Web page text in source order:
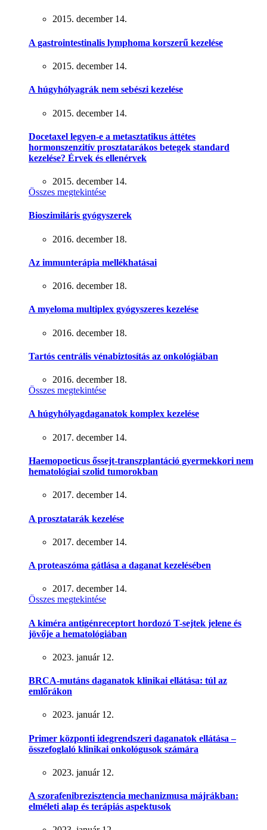
2015. december 14.
A gastrointestinalis lymphoma korszerű kezelése
2015. december 14.
A húgyhólyagrák nem sebészi kezelése
2015. december 14.
Docetaxel legyen-e a metasztatikus áttétes
hormonszenzitív prosztatarákos betegek standard
kezelése? Érvek és ellenérvek
2015. december 14.
Összes megtekintése
Bioszimiláris gyógyszerek
2016. december 18.
Az immunterápia mellékhatásai
2016. december 18.
A myeloma multiplex gyógyszeres kezelése
2016. december 18.
Tartós centrális vénabiztosítás az onkológiában
2016. december 18.
Összes megtekintése
A húgyhólyagdaganatok komplex kezelése
2017. december 14.
Haemopoeticus őssejt-transzplantáció gyermekkori nem
hematológiai szolid tumorokban
2017. december 14.
A prosztatarák kezelése
2017. december 14.
A proteaszóma gátlása a daganat kezelésében
2017. december 14.
Összes megtekintése
A kiméra antigénreceptort hordozó T-sejtek jelene és
jövője a hematológiában
2023. január 12.
BRCA-mutáns daganatok klinikai ellátása: túl az
emlőrákon
2023. január 12.
Primer központi idegrendszeri daganatok ellátása –
összefoglaló klinikai onkológusok számára
2023. január 12.
A szorafenibrezisztencia mechanizmusa májrákban:
elméleti alap és terápiás aspektusok